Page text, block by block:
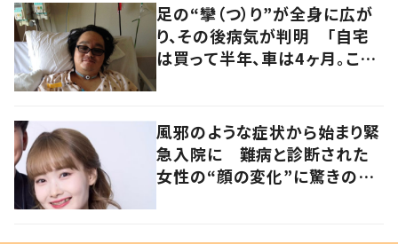
足の“攣（つ）り”が全身に広が
り、その後病気が判明 「自宅
は買って半年、車は4ヶ月。この
聞いた
風邪のような症状から始まり緊
急入院に 難病と診断された
女性の“顔の変化”に驚きの